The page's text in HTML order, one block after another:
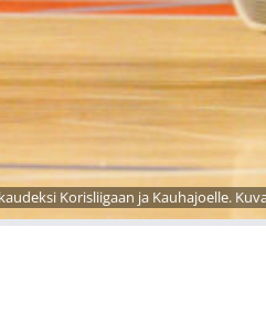
Korisliigaan ja Kauhajoelle.